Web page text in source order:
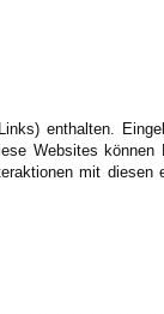
enthalten.
Websites können
mit diesen